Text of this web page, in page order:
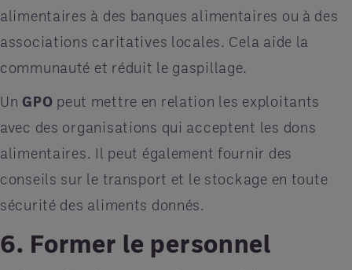
alimentaires à des banques alimentaires ou à des
associations caritatives locales. Cela aide la
communauté et réduit le gaspillage.
UnGPO peut mettre en relation les exploitants
avec des organisations qui acceptent les dons
alimentaires. Il peut également fournir des
conseils sur le transport et le stockage en toute
sécurité des aliments donnés.
6. Former le personnel